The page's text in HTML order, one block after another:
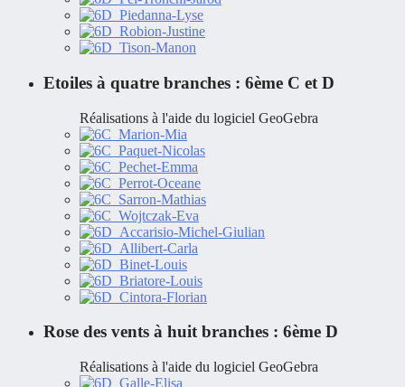
Etoiles à quatre branches : 6ème C et D
Réalisations à l'aide du logiciel GeoGebra
Rose des vents à huit branches : 6ème D
Réalisations à l'aide du logiciel GeoGebra